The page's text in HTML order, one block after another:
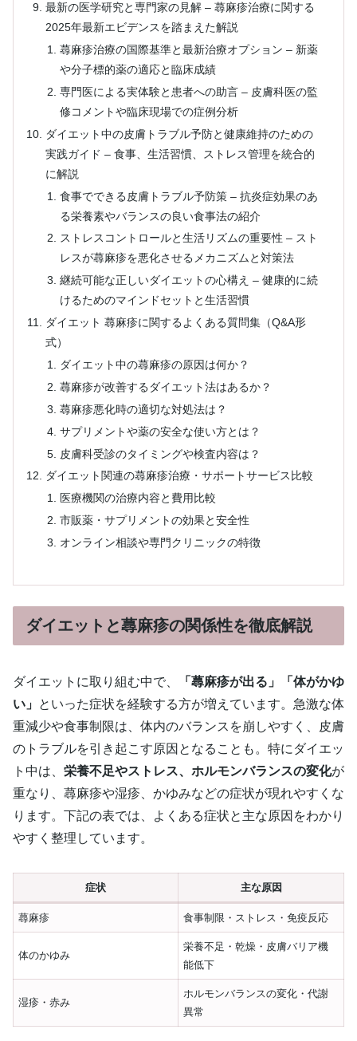
最新の医学研究と専門家の見解 – 蕁麻疹治療に関する
2025年最新エビデンスを踏まえた解説
蕁麻疹治療の国際基準と最新治療オプション – 新薬
や分子標的薬の適応と臨床成績
専門医による実体験と患者への助言 – 皮膚科医の監
修コメントや臨床現場での症例分析
ダイエット中の皮膚トラブル予防と健康維持のための
実践ガイド – 食事、生活習慣、ストレス管理を統合的
に解説
食事でできる皮膚トラブル予防策 – 抗炎症効果のあ
る栄養素やバランスの良い食事法の紹介
ストレスコントロールと生活リズムの重要性 – スト
レスが蕁麻疹を悪化させるメカニズムと対策法
継続可能な正しいダイエットの心構え – 健康的に続
けるためのマインドセットと生活習慣
ダイエット 蕁麻疹に関するよくある質問集（Q&A形
式）
ダイエット中の蕁麻疹の原因は何か？
蕁麻疹が改善するダイエット法はあるか？
蕁麻疹悪化時の適切な対処法は？
サプリメントや薬の安全な使い方とは？
皮膚科受診のタイミングや検査内容は？
ダイエット関連の蕁麻疹治療・サポートサービス比較
医療機関の治療内容と費用比較
市販薬・サプリメントの効果と安全性
オンライン相談や専門クリニックの特徴
ダイエットと蕁麻疹の関係性を徹底解説
ダイエットに取り組む中で、
「蕁麻疹が出る」「体がかゆ
い」 といった症状を経験する方が増えています。急激な体
重減少や食事制限は、体内のバランスを崩しやすく、皮膚
のトラブルを引き起こす原因となることも。特にダイエッ
ト中は、 栄養不足やストレス、ホルモンバランスの変化が
重なり、蕁麻疹や湿疹、かゆみなどの症状が現れやすくな
ります。下記の表では、よくある症状と主な原因をわかり
やすく整理しています。
症状 主な原因
蕁麻疹 食事制限・ストレス・免疫反応
体のかゆみ
栄養不足・乾燥・皮膚バリア機
能低下
湿疹・赤み
ホルモンバランスの変化・代謝
異常